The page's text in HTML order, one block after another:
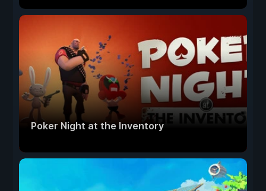
Poker Night at the Inventory